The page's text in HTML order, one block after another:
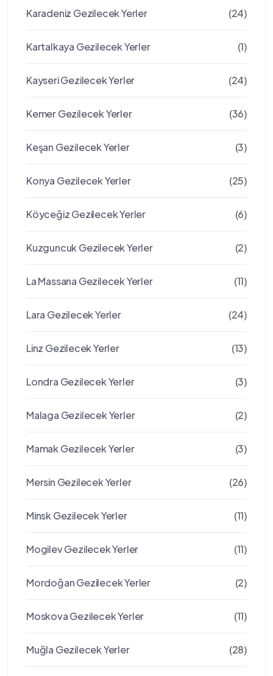
Karadeniz Gezilecek Yerler (24)
Kartalkaya Gezilecek Yerler (1)
Kayseri Gezilecek Yerler (24)
Kemer Gezilecek Yerler (36)
Keşan Gezilecek Yerler (3)
Konya Gezilecek Yerler (25)
Köyceğiz Gezilecek Yerler (6)
Kuzguncuk Gezilecek Yerler (2)
La Massana Gezilecek Yerler (11)
Lara Gezilecek Yerler (24)
Linz Gezilecek Yerler (13)
Londra Gezilecek Yerler (3)
Malaga Gezilecek Yerler (2)
Mamak Gezilecek Yerler (3)
Mersin Gezilecek Yerler (26)
Minsk Gezilecek Yerler (11)
Mogilev Gezilecek Yerler (11)
Mordoğan Gezilecek Yerler (2)
Moskova Gezilecek Yerler (11)
Muğla Gezilecek Yerler (28)